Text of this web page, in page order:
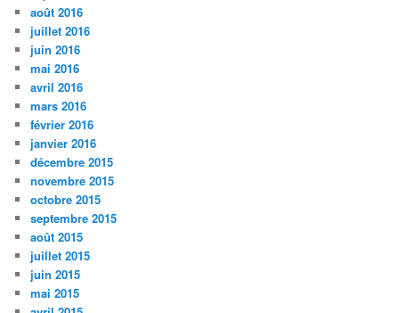
août 2016
juillet 2016
juin 2016
mai 2016
avril 2016
mars 2016
février 2016
janvier 2016
décembre 2015
novembre 2015
octobre 2015
septembre 2015
août 2015
juillet 2015
juin 2015
mai 2015